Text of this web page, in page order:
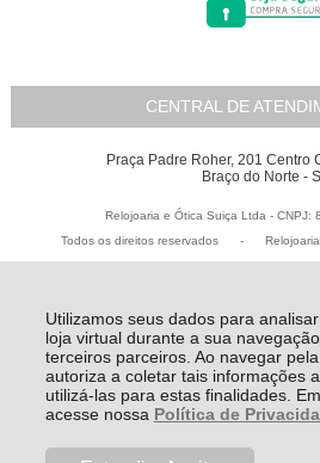
Utilizamos seus dados para
loja virtual durante a sua
terceiros parceiros. Ao navegar
autoriza a coletar tais informações
utilizá-las para estas finalidades.
acesse nossa Política de
CENTRAL DE
Praça Padre Roher, 201 Centro
Braço do Norte -
Relojoaria e Ótica Suiça Ltda - CNPJ:
Todos os direitos reservados
-